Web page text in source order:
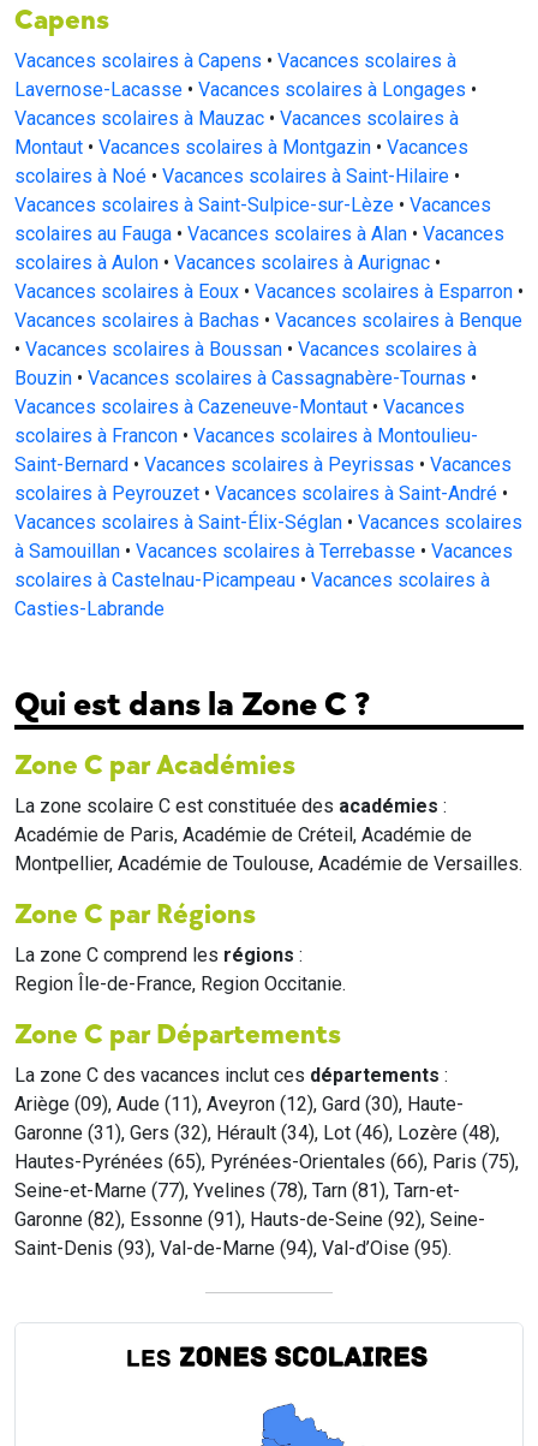
Capens
Vacances scolaires à Capens • Vacances scolaires à
Lavernose-Lacasse • Vacances scolaires à Longages •
Vacances scolaires à Mauzac • Vacances scolaires à
Montaut • Vacances scolaires à Montgazin • Vacances
scolaires à Noé • Vacances scolaires à Saint-Hilaire •
Vacances scolaires à Saint-Sulpice-sur-Lèze • Vacances
scolaires au Fauga • Vacances scolaires à Alan • Vacances
scolaires à Aulon • Vacances scolaires à Aurignac •
Vacances scolaires à Eoux • Vacances scolaires à Esparron •
Vacances scolaires à Bachas • Vacances scolaires à Benque
• Vacances scolaires à Boussan • Vacances scolaires à
Bouzin • Vacances scolaires à Cassagnabère-Tournas •
Vacances scolaires à Cazeneuve-Montaut • Vacances
scolaires à Francon • Vacances scolaires à Montoulieu-
Saint-Bernard • Vacances scolaires à Peyrissas • Vacances
scolaires à Peyrouzet • Vacances scolaires à Saint-André •
Vacances scolaires à Saint-Élix-Séglan • Vacances scolaires
à Samouillan • Vacances scolaires à Terrebasse • Vacances
scolaires à Castelnau-Picampeau • Vacances scolaires à
Casties-Labrande
Qui est dans la Zone C ?
Zone C par Académies
La zone scolaire C est constituée des académies :
Académie de Paris, Académie de Créteil, Académie de
Montpellier, Académie de Toulouse, Académie de Versailles.
Zone C par Régions
La zone C comprend les régions :
Region Île-de-France, Region Occitanie.
Zone C par Départements
La zone C des vacances inclut ces départements :
Ariège (09), Aude (11), Aveyron (12), Gard (30), Haute-
Garonne (31), Gers (32), Hérault (34), Lot (46), Lozère (48),
Hautes-Pyrénées (65), Pyrénées-Orientales (66), Paris (75),
Seine-et-Marne (77), Yvelines (78), Tarn (81), Tarn-et-
Garonne (82), Essonne (91), Hauts-de-Seine (92), Seine-
Saint-Denis (93), Val-de-Marne (94), Val-d’Oise (95).